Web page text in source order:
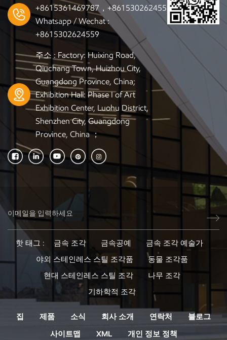
+8615361469787，+8615302624559
Whatsapp / Wechat :
+8615302624559
주소 : Factory: Huixing Road,
Qiuchang Town, Huizhou City,
Guangdong Province, China;
Exhibition Hall: Phase I of Art
Exhibition Center, Luohu District,
Shenzhen City, Guangdong
Province, China ；
핫 태그 : 금속 조각 금속공예
금속 조각 예술가
야외 스테인레스 스틸 조각품
동물 조각품
현대 스테인레스 스틸 조각
나무 조각
기하학적 조각
집 제품 소식 회사 소개 연락처
블로그
사이트맵
XML 개인 정보 정책